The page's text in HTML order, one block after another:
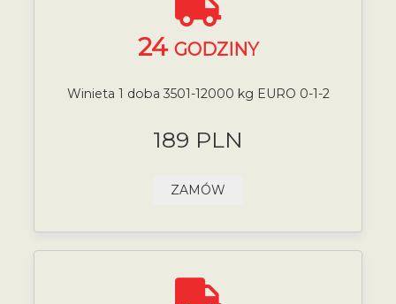
24 GODZINY
Winieta 1 doba 3501-12000 kg EURO 0-1-2
189 PLN
ZAMÓW